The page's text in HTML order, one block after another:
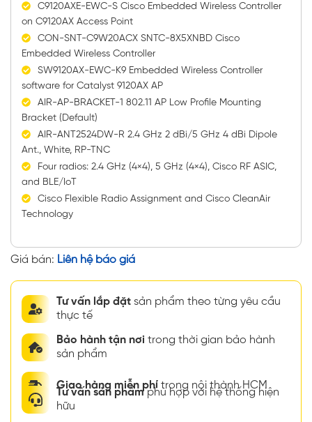
C9120AXE-EWC-S Cisco Embedded Wireless Controller
on C9120AX Access Point
CON-SNT-C9W20ACX SNTC-8X5XNBD Cisco
Embedded Wireless Controller
SW9120AX-EWC-K9 Embedded Wireless Controller
software for Catalyst 9120AX AP
AIR-AP-BRACKET-1 802.11 AP Low Profile Mounting
Bracket (Default)
AIR-ANT2524DW-R 2.4 GHz 2 dBi/5 GHz 4 dBi Dipole
Ant., White, RP-TNC
Four radios: 2.4 GHz (4×4), 5 GHz (4×4), Cisco RF ASIC,
and BLE/IoT
Cisco Flexible Radio Assignment and Cisco CleanAir
Technology
Giá bán: Liên hệ báo giá
Tư vấn lắp đặt sản phẩm theo từng yêu cầu
thực tế
Bảo hành tận nơi trong thời gian bảo hành
sản phẩm
Giao hàng miễn phí trong nội thành HCM
Tư vấn sản phẩmphù hợp với hệ thống hiện
hữu